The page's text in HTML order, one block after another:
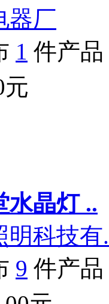
器厂
1 件产品
元
水晶灯 ..
明科技有
9 件产品